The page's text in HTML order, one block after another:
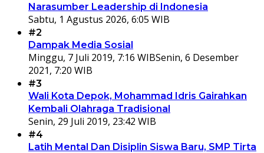
Narasumber Leadership di Indonesia
Sabtu, 1 Agustus 2026, 6:05 WIB
#2
Dampak Media Sosial
Minggu, 7 Juli 2019, 7:16 WIBSenin, 6 Desember
2021, 7:20 WIB
#3
Wali Kota Depok, Mohammad Idris Gairahkan
Kembali Olahraga Tradisional
Senin, 29 Juli 2019, 23:42 WIB
#4
Latih Mental Dan Disiplin Siswa Baru, SMP Tirta